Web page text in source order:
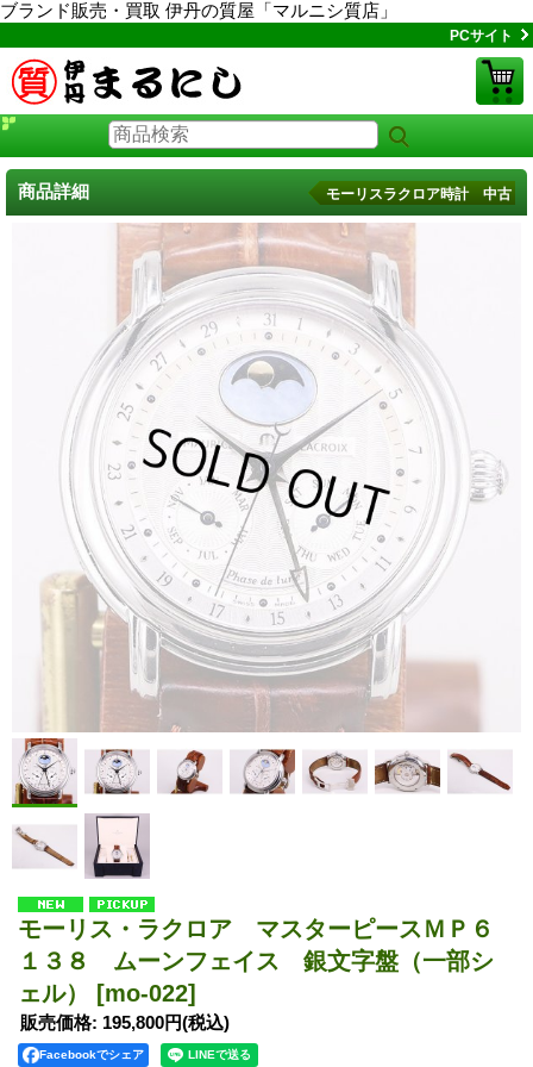
ブランド販売・買取 伊丹の質屋「マルニシ質店」
PCサイト
商品詳細 モーリスラクロア時計 中古
モーリス・ラクロア マスターピースＭＰ６
１３８ ムーンフェイス 銀文字盤（一部シ
ェル） [mo-022]
販売価格: 195,800円(税込)
Facebookでシェア